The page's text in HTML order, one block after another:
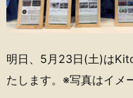
明日、5月23日(土)は
たします。※写真はイメ